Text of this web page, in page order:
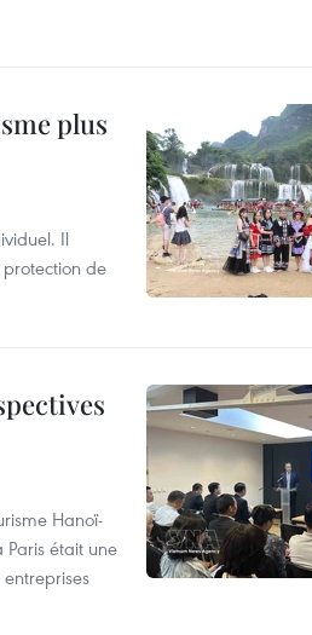
plus
Il
de
Hanoï-
était une